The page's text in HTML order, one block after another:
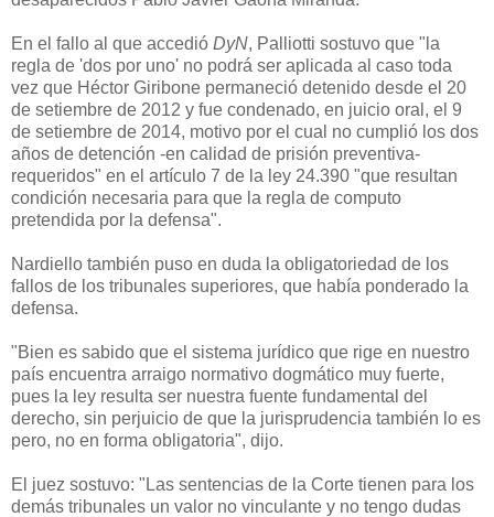
En el fallo al que accedió DyN, Palliotti sostuvo que "la
regla de 'dos por uno' no podrá ser aplicada al caso toda
vez que Héctor Giribone permaneció detenido desde el 20
de setiembre de 2012 y fue condenado, en juicio oral, el 9
de setiembre de 2014, motivo por el cual no cumplió los dos
años de detención -en calidad de prisión preventiva-
requeridos" en el artículo 7 de la ley 24.390 "que resultan
condición necesaria para que la regla de computo
pretendida por la defensa".
Nardiello también puso en duda la obligatoriedad de los
fallos de los tribunales superiores, que había ponderado la
defensa.
"Bien es sabido que el sistema jurídico que rige en nuestro
país encuentra arraigo normativo dogmático muy fuerte,
pues la ley resulta ser nuestra fuente fundamental del
derecho, sin perjuicio de que la jurisprudencia también lo es
pero, no en forma obligatoria", dijo.
El juez sostuvo: "Las sentencias de la Corte tienen para los
demás tribunales un valor no vinculante y no tengo dudas